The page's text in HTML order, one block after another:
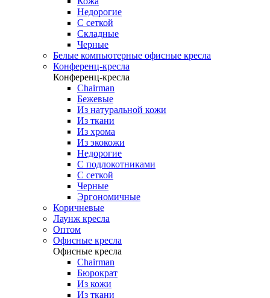
Недорогие
С сеткой
Складные
Черные
Белые компьютерные офисные кресла
Конференц-кресла
Конференц-кресла
Chairman
Бежевые
Из натуральной кожи
Из ткани
Из хрома
Из экокожи
Недорогие
С подлокотниками
С сеткой
Черные
Эргономичные
Коричневые
Лаунж кресла
Оптом
Офисные кресла
Офисные кресла
Chairman
Бюрократ
Из кожи
Из ткани